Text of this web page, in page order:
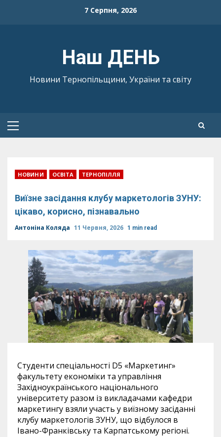
7 Серпня, 2026
Наш ДЕНЬ
Новини Тернопільщини, України та світу
Primary
НОВИНИ ОСВІТА ТЕРНОПІЛЛЯ
Виїзне засідання клубу маркетологів ЗУНУ:
цікаво, корисно, пізнавально
Антоніна Коляда 11 Червня, 2026 1 min read
Студенти спеціальності D5 «Маркетинг»
факультету економіки та управління
Західноукраїнського національного
університету разом із викладачами кафедри
маркетингу взяли участь у виїзному засіданні
клубу маркетологів ЗУНУ, що відбулося в
Івано-Франківську та Карпатському регіоні.